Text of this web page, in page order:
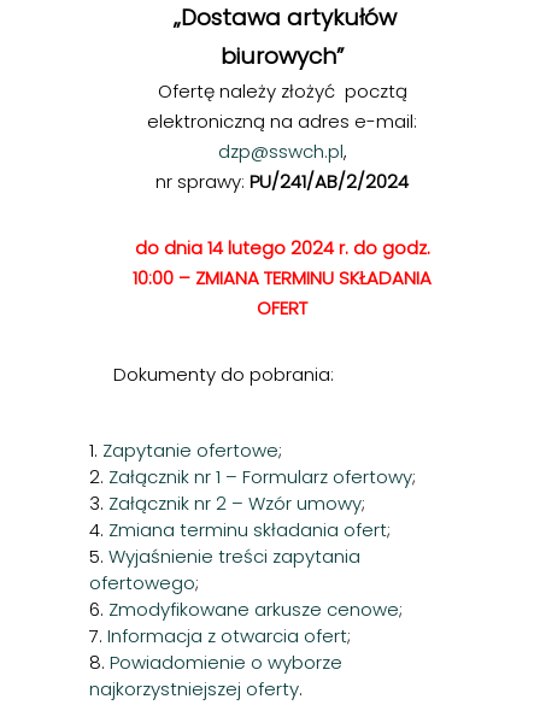
„Dostawa artykułów
biurowych”
Ofertę należy złożyć pocztą
elektroniczną na adres e-mail:
dzp@sswch.pl,
nr sprawy: PU/241/AB/2/2024
do dnia 14 lutego 2024 r. do godz.
10:00 – ZMIANA TERMINU SKŁADANIA
OFERT
Dokumenty do pobrania:
1. Zapytanie ofertowe;
2. Załącznik nr 1 – Formularz ofertowy;
3. Załącznik nr 2 – Wzór umowy;
4. Zmiana terminu składania ofert;
5. Wyjaśnienie treści zapytania
ofertowego;
6. Zmodyfikowane arkusze cenowe;
7. Informacja z otwarcia ofert;
8. Powiadomienie o wyborze
najkorzystniejszej oferty.